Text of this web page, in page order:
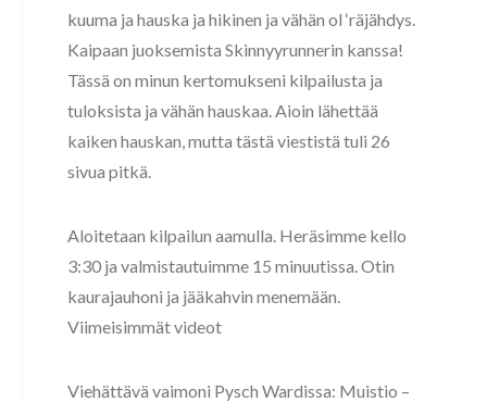
kuuma ja hauska ja hikinen ja vähän ol ‘räjähdys.
Kaipaan juoksemista Skinnyyrunnerin kanssa!
Tässä on minun kertomukseni kilpailusta ja
tuloksista ja vähän hauskaa. Aioin lähettää
kaiken hauskan, mutta tästä viestistä tuli 26
sivua pitkä.
Aloitetaan kilpailun aamulla. Heräsimme kello
3:30 ja valmistautuimme 15 minuutissa. Otin
kaurajauhoni ja jääkahvin menemään.
Viimeisimmät videot
Viehättävä vaimoni Pysch Wardissa: Muistio –